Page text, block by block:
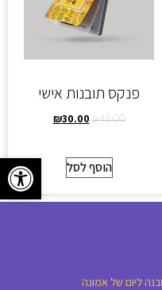
פתח
פנקס תובנות אישי
₪45.00
₪30.00
הוסף לסל
ליום של אמונה